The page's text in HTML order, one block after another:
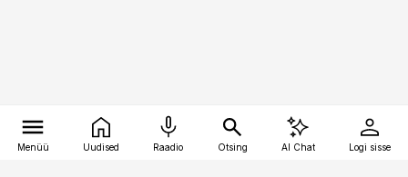
Menüü Uudised Raadio Otsing AI Chat Logi sisse